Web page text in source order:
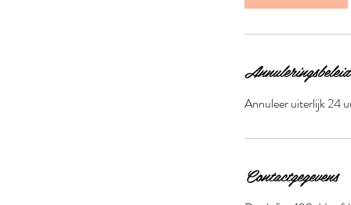
n
Annuleringsbeleid
Annuleer uiterlijk 24
Contactgegevens